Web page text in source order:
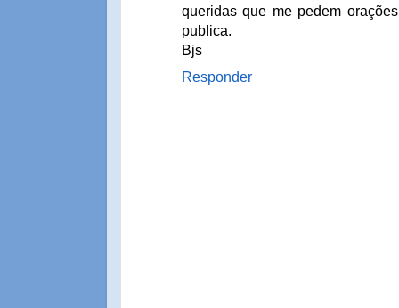
queridas que me pedem
publica.
Bjs
Responder